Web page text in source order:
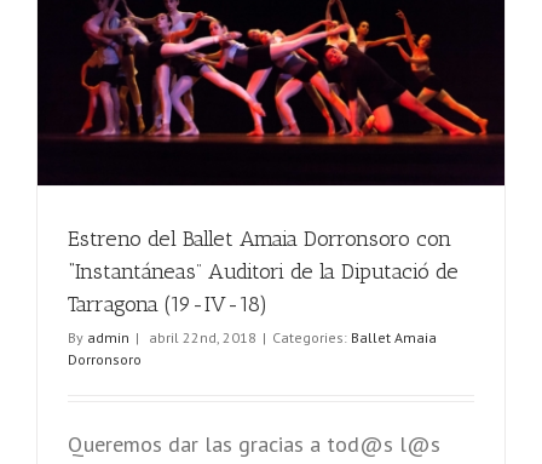
Estreno del Ballet Amaia Dorronsoro con
“Instantáneas” Auditori de la Diputació de
Tarragona (19-IV-18)
By admin | abril 22nd, 2018 | Categories: Ballet Amaia
Dorronsoro
Queremos dar las gracias a tod@s l@s